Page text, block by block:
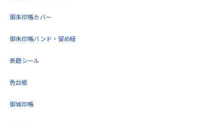
御朱印帳カバー
御朱印帳バンド・留め紐
表題シール
色台紙
御城印帳
の度も迅速で丁寧な対応をいただきありがとうございまし
す。これから大切に使用します！